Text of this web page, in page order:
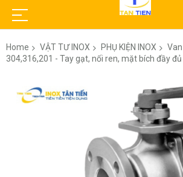
Home VẬT TƯ INOX PHỤ KIỆN INOX
304,316,201 - Tay gạt, nối ren, mặt bích đầy đủ